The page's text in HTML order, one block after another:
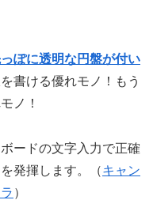
ぽに透明な円盤が付い
書ける優れモノ！もう
ノ！
ードの文字入力で正確
発揮します。（キャン
）